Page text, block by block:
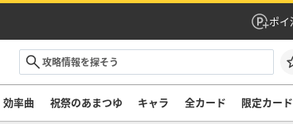
ポイ
効率曲 祝祭のあまつゆ キャラ 全カード 限定カード